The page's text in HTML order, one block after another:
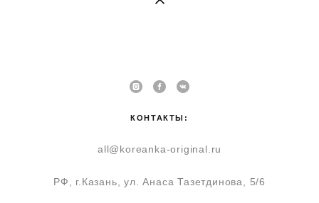
КОНТАКТЫ:
all@koreanka-original.ru
РФ, г.Казань, ул. Анаса Тазетдинова, 5/6